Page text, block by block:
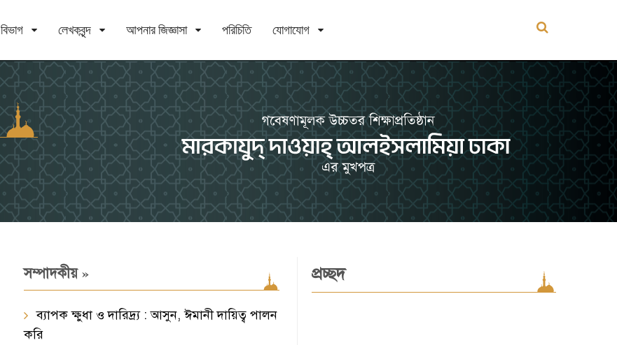
বিভাগ লেখকবৃন্দ আপনার জিজ্ঞাসা পরিচিতি যোগাযোগ
সম্পাদকীয় »
ব্যাপক ক্ষুধা ও দারিদ্র্য : আসুন, ঈমানী দায়িত্ব পালন
করি
প্রচ্ছদ